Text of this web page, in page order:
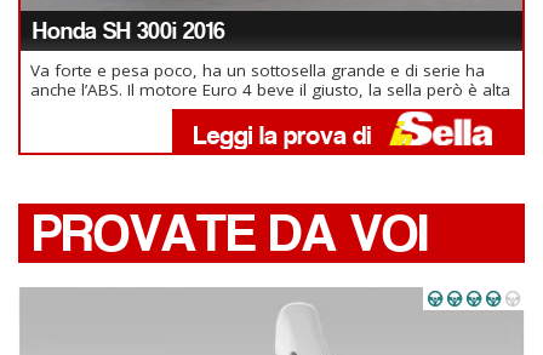
Honda SH 300i 2016
Va forte e pesa poco, ha un sottosella grande e di serie ha
anche l’ABS. Il motore Euro 4 beve il giusto, la sella però è alta
PROVATE DA VOI